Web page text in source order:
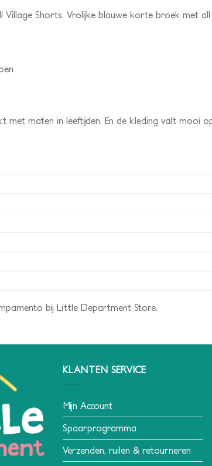
Village Shorts. Vrolijke blauwe korte broek met
met maten in leeftijden. En de kleding valt mooi
bij Little Department Store.
KLANTEN SERVICE
Mijn Account
Spaarprogramma
Verzenden, ruilen & retourneren